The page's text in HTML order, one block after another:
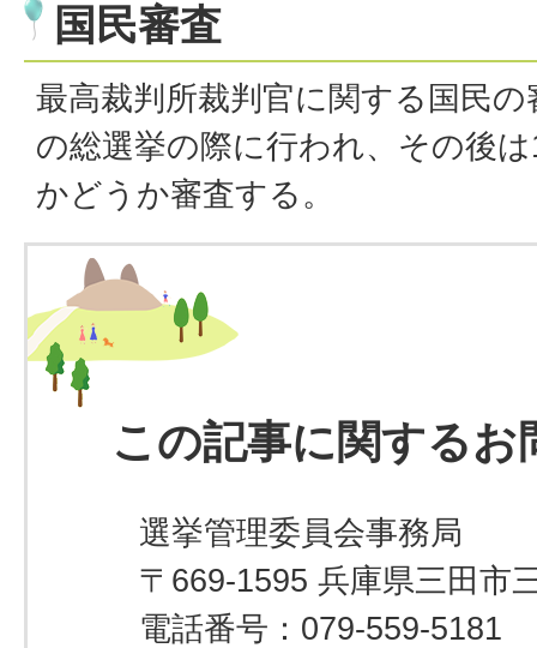
国民審査
最高裁判所裁判官に関する国民
の総選挙の際に行われ、その後
かどうか審査する。
この記事に関するお
選挙管理委員会事務局
〒669-1595 兵庫県三田市
電話番号：079-559-5181